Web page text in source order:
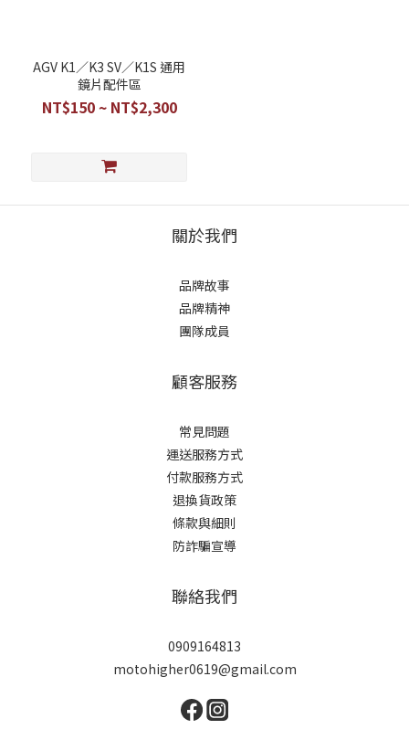
AGV K1／K3 SV／K1S 通用
鏡片配件區
NT$150 ~ NT$2,300
關於我們
品牌故事
品牌精神
團隊成員
顧客服務
常見問題
運送服務方式
付款服務方式
退換貨政策
條款與細則
防詐騙宣導
聯絡我們
0909164813
motohigher0619@gmail.com